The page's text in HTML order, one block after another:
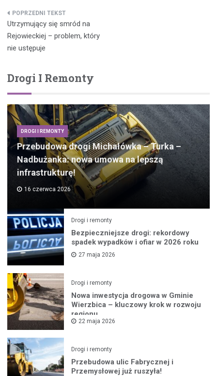
Nawigacja
wpisu
Utrzymujący się smród na
Rejowieckiej – problem, który
nie ustępuje
Drogi I Remonty
DROGI I REMONTY
Przebudowa drogi Michałówka – Turka –
Nadbużanka: nowa umowa na lepszą
infrastrukturę!
16 czerwca 2026
Drogi i remonty
Bezpieczniejsze drogi: rekordowy
spadek wypadków i ofiar w 2026 roku
27 maja 2026
Drogi i remonty
Nowa inwestycja drogowa w Gminie
Wierzbica – kluczowy krok w rozwoju
regionu
22 maja 2026
Drogi i remonty
Przebudowa ulic Fabrycznej i
Przemysłowej już ruszyła!